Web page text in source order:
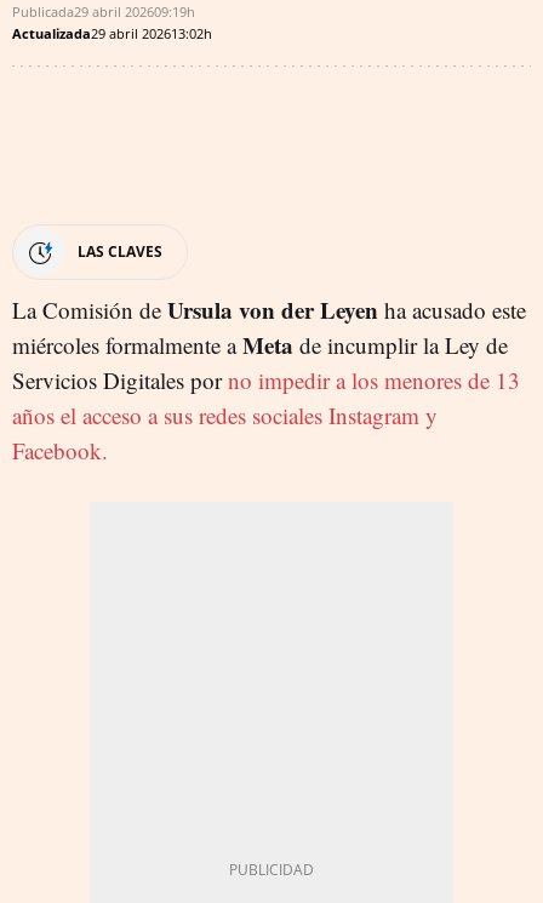
Publicada29 abril 202609:19h
Actualizada29 abril 202613:02h
LAS CLAVES
La Comisión de Ursula von der Leyen ha acusado este
miércoles formalmente aMeta de incumplir la Ley de
Servicios Digitales porno impedir a los menores de 13
años el acceso a sus redes sociales Instagram y
Facebook.